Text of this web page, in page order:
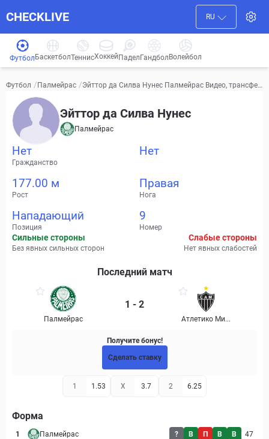
CHECKLIVE RU
Футбол БаскетболТеннисХоккей ПаделГандбол Волейбол
Футбол / Палмейрас /Эйттор да Силва Нунес Палмейрас Видео, трансфер
Эйттор да Силва Нунес
Палмейрас
Нет
Гражданство
Нет
177.00 м
Рост
Правая
Нога
Нападающий
Позиция
9
Номер
Сильные стороны
Без явных сильных сторон
Слабые стороны
Нет явных слабостей
Последний матч
Палмейрас
1 - 2
Атлетико Ми...
Получите бонус!
Сделать ставку
1 1.53 X 3.7 2 6.25
Форма
1 Палмейрас ? В П В В 47